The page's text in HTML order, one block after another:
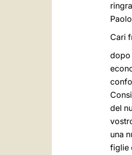
Cari
dopo
del
una
figlie